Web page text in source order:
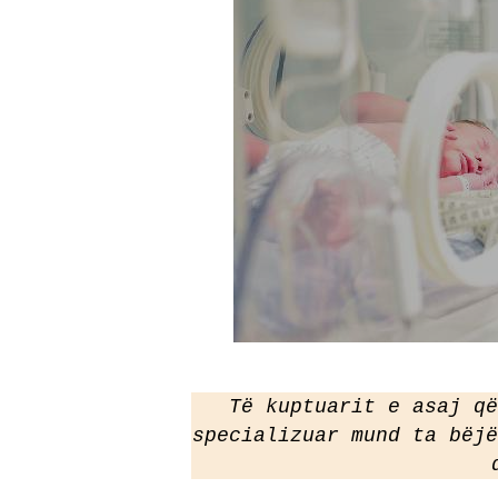
Të kuptuarit e asaj që
specializuar mund ta